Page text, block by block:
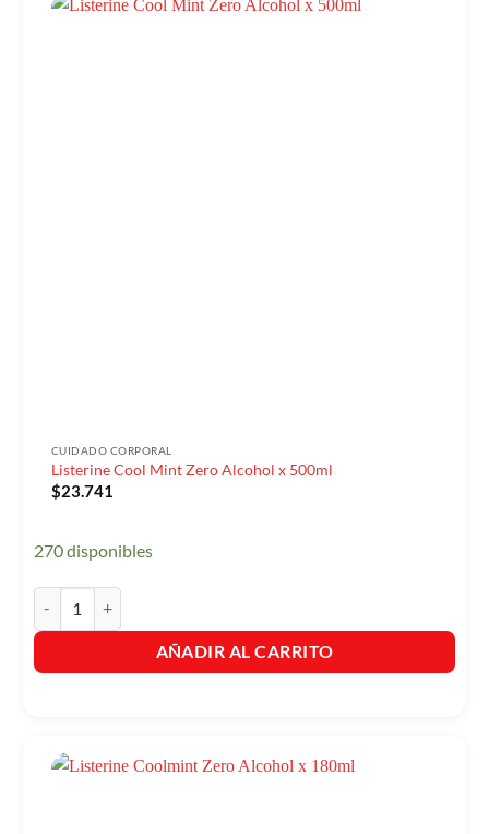
CUIDADO CORPORAL
Listerine Cool Mint Zero Alcohol x 500ml
$23.741
270 disponibles
AÑADIR AL CARRITO